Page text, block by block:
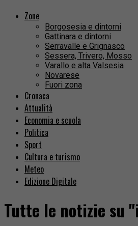
Zone
Borgosesia e dintorni
Gattinara e dintorni
Serravalle e Grignasco
Sessera, Trivero, Mosso
Varallo e alta Valsesia
Novarese
Fuori zona
Cronaca
Attualità
Economia e scuola
Politica
Sport
Cultura e turismo
Meteo
Edizione Digitale
Tutte le notizie su